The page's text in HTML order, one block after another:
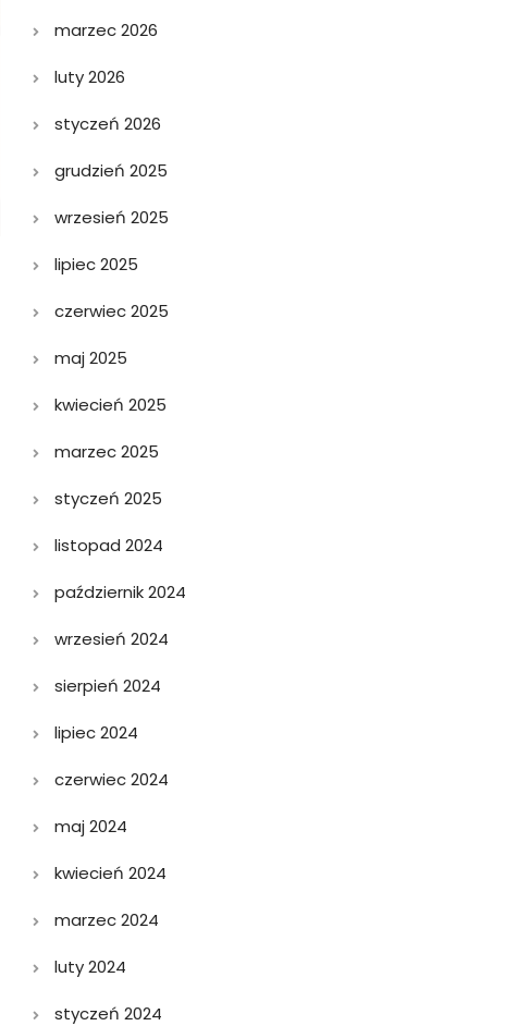
marzec 2026
luty 2026
styczeń 2026
grudzień 2025
wrzesień 2025
lipiec 2025
czerwiec 2025
maj 2025
kwiecień 2025
marzec 2025
styczeń 2025
listopad 2024
październik 2024
wrzesień 2024
sierpień 2024
lipiec 2024
czerwiec 2024
maj 2024
kwiecień 2024
marzec 2024
luty 2024
styczeń 2024